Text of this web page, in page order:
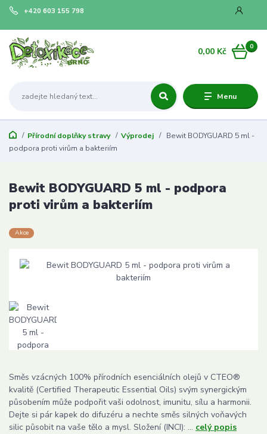
Menu
+420 603 155 798
0
0,00 Kč
Přírodní doplňky stravy Výprodej
Bewit BODYGUARD 5 ml -
podpora proti virům a bakteriím
Bewit BODYGUARD 5 ml - podpora
proti virům a bakteriím
Akce
Směs vzácných 100% přírodních esenciálních olejů v CTEO®
kvalitě (Certified Therapeutic Essential Oils) svým synergickým
působením může podpořit vaši odolnost, imunitu, sílu a harmonii.
Dejte si pár kapek do difuzéru a nechte směs silných voňavých
silic působit na vaše tělo a mysl. Složení (INCI): ... celý popis